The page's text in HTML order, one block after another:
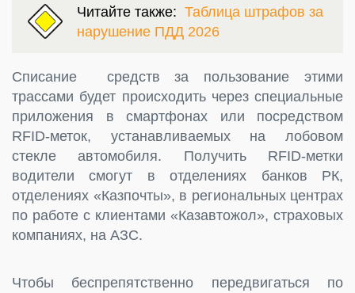
Читайте также: Таблица штрафов за
нарушение ПДД 2026
Списание средств за пользование этими
трассами будет происходить через специальные
приложения в смартфонах или посредством
RFID-меток, устанавливаемых на лобовом
стекле автомобиля. Получить RFID-метки
водители смогут в отделениях банков РК,
отделениях «Казпочты», в региональных центрах
по работе с клиентами «Казавтожол», страховых
компаниях, на АЗС.
Чтобы беспрепятственно передвигаться по